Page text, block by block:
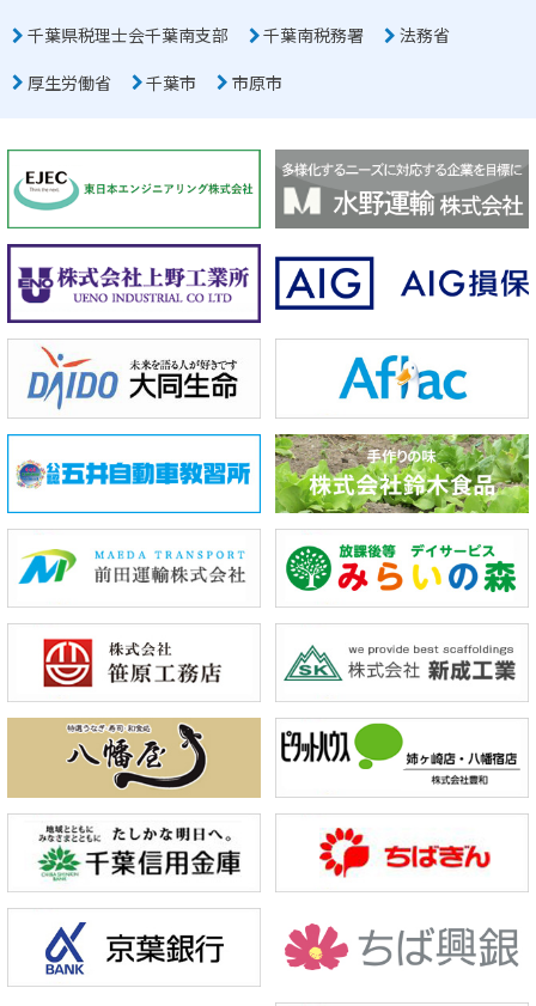
千葉県税理士会千葉南支部
千葉南税務署
法務省
厚生労働省
千葉市 市原市